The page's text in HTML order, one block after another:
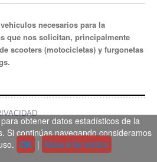
necesarios para la
que nos solicitan, principalmente
scooters (motocicletas) y furgonetas
obtener datos estadísticos de la
Si continúas navegando consideramos
OK | More information